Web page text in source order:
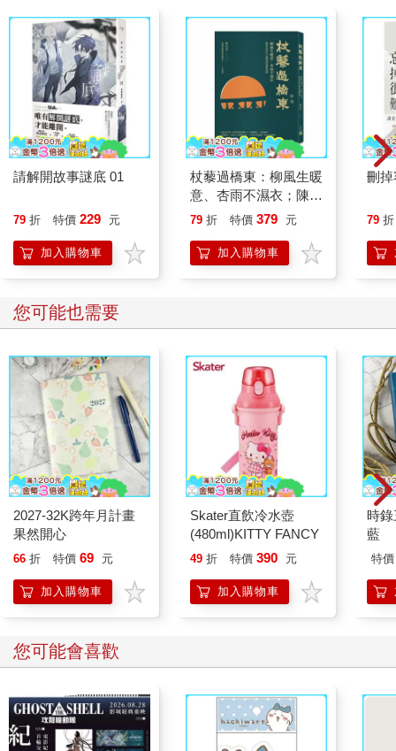
請解開故事謎底 01
79 折 特價 229 元
加入購物車
杖藜過橋東：柳風生暖
意、杏雨不濕衣；陳亮
恭談以心轉境的適齡漫
79 折 特價 379 元
加入購物車
刪
79 折
您可能也需要
2027-32K跨年月計畫
果然開心
66 折 特價 69 元
加入購物車
Skater直飲冷水壺
(480ml)KITTY FANCY
49 折 特價 390 元
加入購物車
時錄
藍
特價
您可能會喜歡